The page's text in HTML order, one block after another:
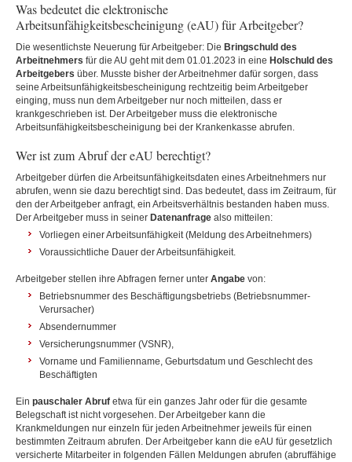
Was bedeutet die elektronische
Arbeitsunfähigkeitsbescheinigung (eAU) für Arbeitgeber?
Die wesentlichste Neuerung für Arbeitgeber: Die Bringschuld des
Arbeitnehmers für die AU geht mit dem 01.01.2023 in eine Holschuld des
Arbeitgebers über. Musste bisher der Arbeitnehmer dafür sorgen, dass
seine Arbeitsunfähigkeitsbescheinigung rechtzeitig beim Arbeitgeber
einging, muss nun dem Arbeitgeber nur noch mitteilen, dass er
krankgeschrieben ist. Der Arbeitgeber muss die elektronische
Arbeitsunfähigkeitsbescheinigung bei der Krankenkasse abrufen.
Wer ist zum Abruf der eAU berechtigt?
Arbeitgeber dürfen die Arbeitsunfähigkeitsdaten eines Arbeitnehmers nur
abrufen, wenn sie dazu berechtigt sind. Das bedeutet, dass im Zeitraum, für
den der Arbeitgeber anfragt, ein Arbeitsverhältnis bestanden haben muss.
Der Arbeitgeber muss in seiner Datenanfrage also mitteilen:
Vorliegen einer Arbeitsunfähigkeit (Meldung des Arbeitnehmers)
Voraussichtliche Dauer der Arbeitsunfähigkeit.
Arbeitgeber stellen ihre Abfragen ferner unter Angabe von:
Betriebsnummer des Beschäftigungsbetriebs (Betriebsnummer-
Verursacher)
Absendernummer
Versicherungsnummer (VSNR),
Vorname und Familienname, Geburtsdatum und Geschlecht des
Beschäftigten
Ein pauschaler Abruf etwa für ein ganzes Jahr oder für die gesamte
Belegschaft ist nicht vorgesehen. Der Arbeitgeber kann die
Krankmeldungen nur einzeln für jeden Arbeitnehmer jeweils für einen
bestimmten Zeitraum abrufen. Der Arbeitgeber kann die eAU für gesetzlich
versicherte Mitarbeiter in folgenden Fällen Meldungen abrufen (abruffähige